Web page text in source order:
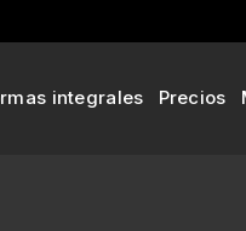
integrales Precios